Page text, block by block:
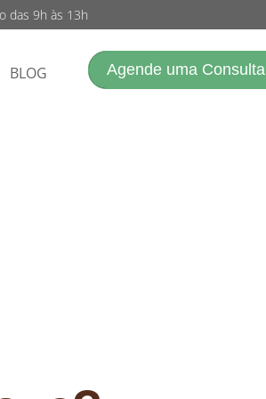
das 9h às 13h
BLOG Agende uma Consulta